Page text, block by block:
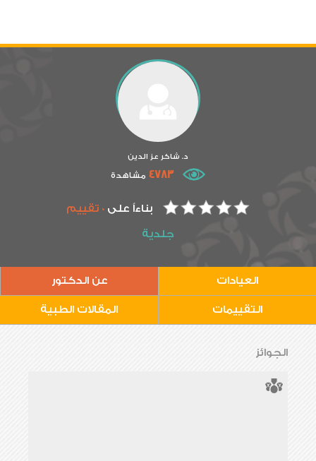
د. شاكر عز الدين
4783 مشاهدة
بناءاً على0 تقييم
جلدية
العيادات عن الدكتور
التقييمات المقالات الطبية
الجوائز